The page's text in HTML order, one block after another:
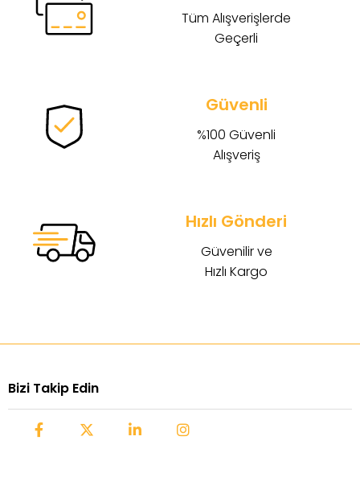
Tüm Alışverişlerde
Geçerli
Güvenli
%100 Güvenli
Alışveriş
Hızlı Gönderi
Güvenilir ve
Hızlı Kargo
Bizi Takip Edin